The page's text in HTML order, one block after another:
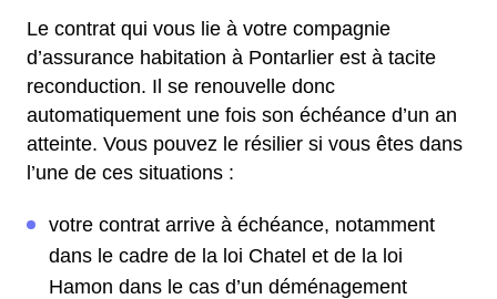
Le contrat qui vous lie à votre compagnie
d’assurance habitation à Pontarlier est à tacite
reconduction. Il se renouvelle donc
automatiquement une fois son échéance d’un an
atteinte. Vous pouvez le résilier si vous êtes dans
l’une de ces situations :
votre contrat arrive à échéance, notamment
dans le cadre de la loi Chatel et de la loi
Hamon dans le cas d’un déménagement